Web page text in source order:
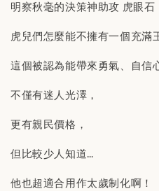
明察秋毫的決策神助攻 虎眼石
虎兒們怎麼能不擁有一個充滿
這個被認為能帶來勇氣、自信
不僅有迷人光澤，
更有親民價格，
但比較少人知道…
他也超適合用作太歲制化啊！